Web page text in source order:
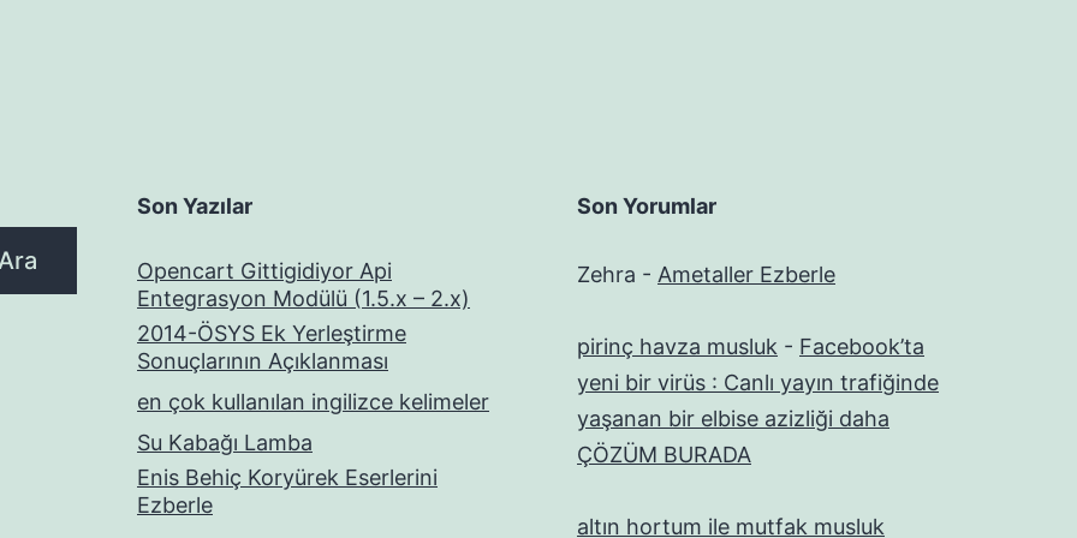
Son Yazılar
Opencart Gittigidiyor Api
Entegrasyon Modülü (1.5.x – 2.x)
2014-ÖSYS Ek Yerleştirme
Sonuçlarının Açıklanması
en çok kullanılan ingilizce kelimeler
Su Kabağı Lamba
Enis Behiç Koryürek Eserlerini
Ezberle
Son Yorumlar
Zehra - Ametaller Ezberle
pirinç havza musluk - Facebook’ta
yeni bir virüs : Canlı yayın trafiğinde
yaşanan bir elbise azizliği daha
ÇÖZÜM BURADA
altın hortum ile mutfak musluk